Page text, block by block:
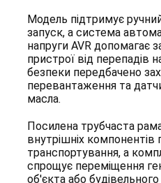
Модель підтримує
запуск, а система
напруги AVR допомагає
пристрої від перепадів
безпеки передбачено
перевантаження та
масла.
Посилена трубчаста
внутрішніх компонентів
транспортування, а
спрощує переміщення
об'єкта або